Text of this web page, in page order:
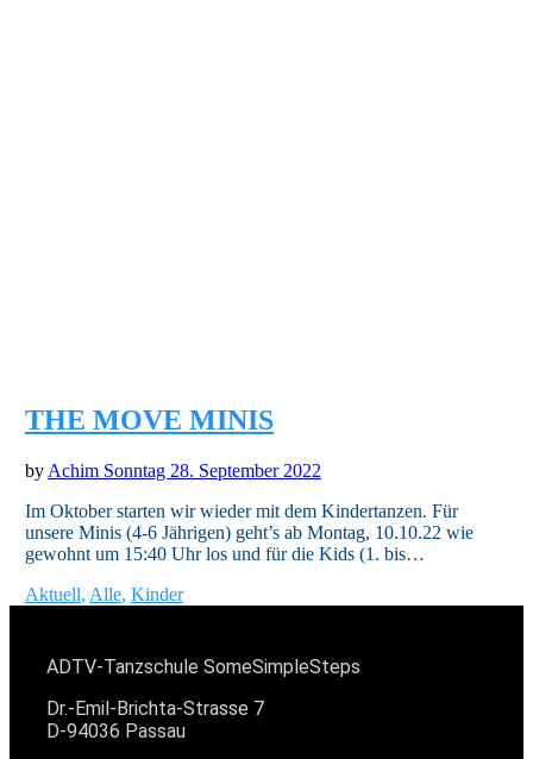
THE MOVE MINIS
by Achim Sonntag 28. September 2022
Im Oktober starten wir wieder mit dem Kindertanzen. Für
unsere Minis (4-6 Jährigen) geht’s ab Montag, 10.10.22 wie
gewohnt um 15:40 Uhr los und für die Kids (1. bis…
Aktuell, Alle, Kinder
ADTV-Tanzschule SomeSimpleSteps
Dr.-Emil-Brichta-Strasse 7
D-94036 Passau